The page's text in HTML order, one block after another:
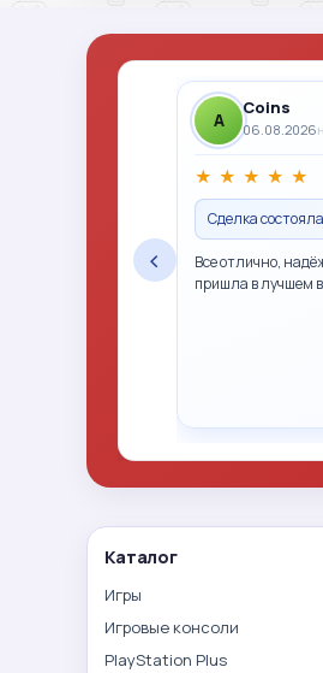
‹
A
Coins
06.08.2026
★ ★ ★ ★ ★
Сделка
Все отлично,
пришла в лучшем
Каталог
Игры
Игровые консоли
PlayStation Plus